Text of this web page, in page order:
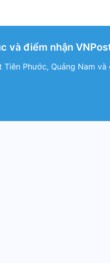
và điểm nhận
Phước, Quảng Nam